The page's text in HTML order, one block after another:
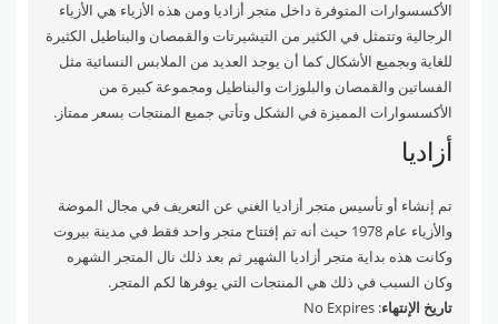
الأكسسوارات المتوفرة داخل متجر أزاديا ومن هذه الأزياء هي الأزياء
الرجالية وتتمثل في الكثير من التيشيرتات والقمصان والبناطيل الكثيرة
للغاية وبجميع الأشكال كما أن يوجد العديد من الملابس النسائية مثل
الفساتين والقمصان والبلوزات والبناطيل ومجموعة كبيرة من
الأكسسوارات المميزة في الشكل وتأتي جميع المنتجات بسعر ممتاز.
أزاديا
تم إنشاء أو تأسيس متجر أزاديا الغني عن التعريف في مجال الموضة
والأزياء عام 1978 حيث أنه تم إفتتاح متجر واحد فقط في مدينة بيروت
وكانت هذه بداية متجر أزاديا الشهير ثم بعد ذلك نال المتجر الشهره
وكان السبب في ذلك هي المنتجات التي يوفرها لكم المتجر.
تاريخ الإنتهاء: No Expires